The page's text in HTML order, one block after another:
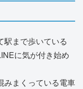
駅まで歩いている
に気が付き始め
みまくっている電車